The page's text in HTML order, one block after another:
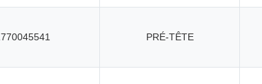
PRÉ-TÊTE